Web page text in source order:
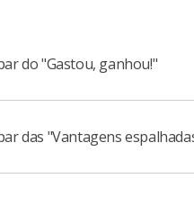
do "Gastou, ganhou!"
voucher, é só apresentar
das "Vantagens